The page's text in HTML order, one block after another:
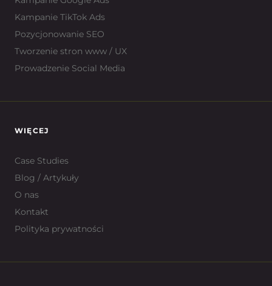
Kampanie TikTok Ads
Pozycjonowanie SEO
Tworzenie stron www / UX
Prowadzenie Social Media
WIĘCEJ
Case Studies
Blog / Artykuły
O nas
Kontakt
Polityka prywatności